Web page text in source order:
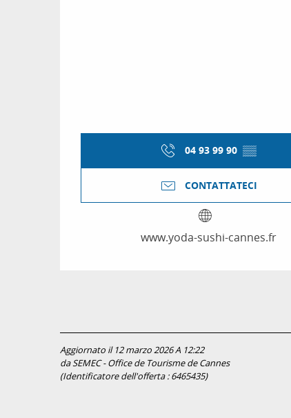
04 93 99 90 ▒▒
CONTATTATECI
www.yoda-sushi-cannes.fr
Aggiornato il 12 marzo 2026 A 12:22
da SEMEC - Office de Tourisme de Cannes
(Identificatore dell'offerta :6465435)